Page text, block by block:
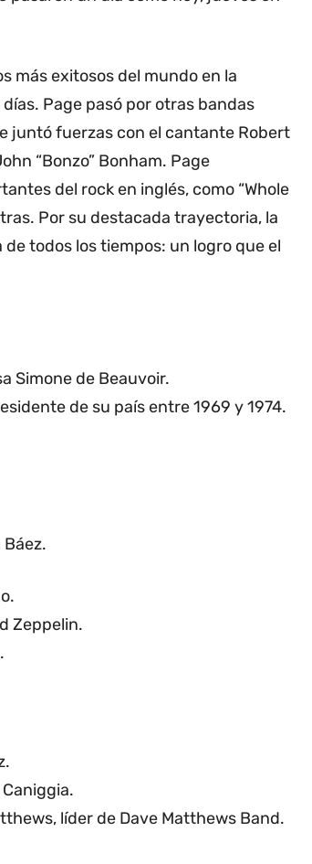
más exitosos del mundo en la
Page pasó por otras bandas
juntó fuerzas con el cantante Robert
“Bonzo” Bonham. Page
del rock en inglés, como “Whole
Por su destacada trayectoria, la
todos los tiempos: un logro que el
Simone de Beauvoir.
de su país entre 1969 y 1974.
Zeppelin.
líder de Dave Matthews Band.